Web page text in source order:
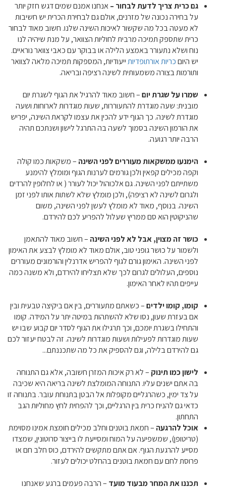
גם כרית צריך לדעת לבחור –אנחנו אמנם שמים דגש חזק יותר
על בחירה נכונה של מזרנים, אולם גם לבחירת הכרית יש חשיבות
לא מעטה בכל מה שקשור לאיכות השינה שלנו. חשוב מאוד לבחור
כרית שתספק תמיכה מרבית לחוליות הצוואר, על מנת שיהיה לנו
נוח ושלא נתעורר באמצע הלילה או בבוקר עם כאבי צוואר נוראיים.
יש היוםכריות אורתופדיותייעודיות, המספקות תמיכה מלאה לצוואר
ותורמות בצורה משמעותית לשינה רציפה ובריאה.
שמרו על שגרת יום– חשוב מאוד להרגיל את הגוף לשגרת יום
מובנית: שעה מוגדרת להתעוררות, שעות מוגדרות לארוחות ושעה
מוגדרת לשינה. כך הגוף ידע להכין את עצמו לקראת השינה, יפריש
את הורמון השינה בסמוך לשעה בה התרגל לישון ושנתכם תהיה
הרבה יותר רגועה.
הימנעו ממשקאות מעוררים לפני השינה – משקאות כמו קולה
וקפה מכילים קפאין ולכן גורמים לערנות הגוף ומומלץ להימנע
משתייתם לפני השינה. גם אלכוהול יכול לעורר ( או לחלופין להרדים
ולגרום לשינה לא רציפה), ולכן מומלץ שלא לשתות אותו לפני זמן
השינה. בנוסף, מאוד לא מומלץ לעשן לפני השינה, משום
שהניקוטין הוא סם ממריץ שעלול להפריע לכם להירדם.
כושר זה מצוין, אבל לא לפני השינה – חשוב מאוד להתאמן
ולשמור על כושר גופני טוב, אולם מאוד לא מומלץ לבצע את האימון
לפני השינה. האימון גורם לגוף להפריש אדרנלין והורמונים מעוררים
נוספים, העלולים לגרום לכך שלא תצליחו להירדם, ולא משנה כמה
עייפים תהיו לאחר האימון.
קומו, קומו ילדים– כשאתם מתעוררים, בין אם ביקיצה טבעית ובין
אם בעזרת שעון, נסו שלא להשתהות במיטה יתר על המידה. קומו
והתחילו בשגרת יומכם, וכך תרגילו את הגוף לסדר יום קבוע שבו יש
שעות מוגדרות לפעילות ושעות מוגדרות לשינה. זה לבטח יעזור לכם
גם להירדם בלילה, וגם להספיק את כל מה שתכננתם...
לישון כמו תינוק – לא רק איכות המזרן חשובה, אלא גם התנוחה
בה אתם ישנים עליו. התנוחה המומלצת לשינה בריאה היא שכיבה
על צד ימין, כשהרגליים מקופלות אל הבטן בתנוחת עובר. בתנוחה זו
כדאי גם להניח כרית בין הרגליים, וכך להפחית לחץ מחוליות הגב
התחתון.
אוכל להרגעה – חמאת בוטנים וחלב מכילים חומצת אמינו מסוימת
(טריטופן), שמשפיעה על המוח ומסייעת לו בייצור סרוטונין, שמצדו
מסייע להרגעת הגוף. אם אתם מתקשים להירדם, כוס חלב חם או
פרוסת לחם עם חמאת בוטנים בהחלט יכולים לעזור.
תכננו את המחר מבעוד מועד – הרבה פעמים ברגע שאנחנו